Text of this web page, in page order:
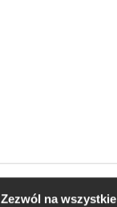
Zezwól na wszystkie